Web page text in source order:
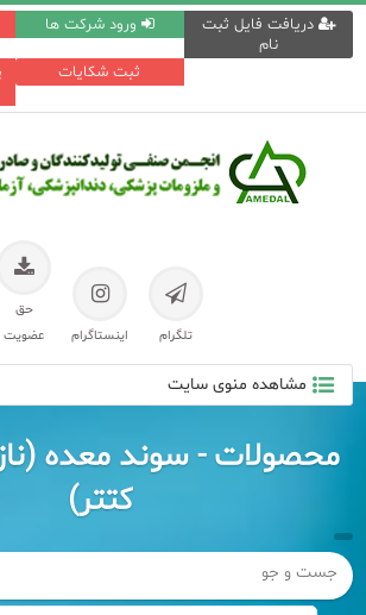
ورود شرکت ها
دریافت فایل ثبت
نام
ثبت شکایات
تلگرام اینستاگرام
حق
عضویت
مشاهده منوی سایت
محصولات - سوند معده
کتتر)